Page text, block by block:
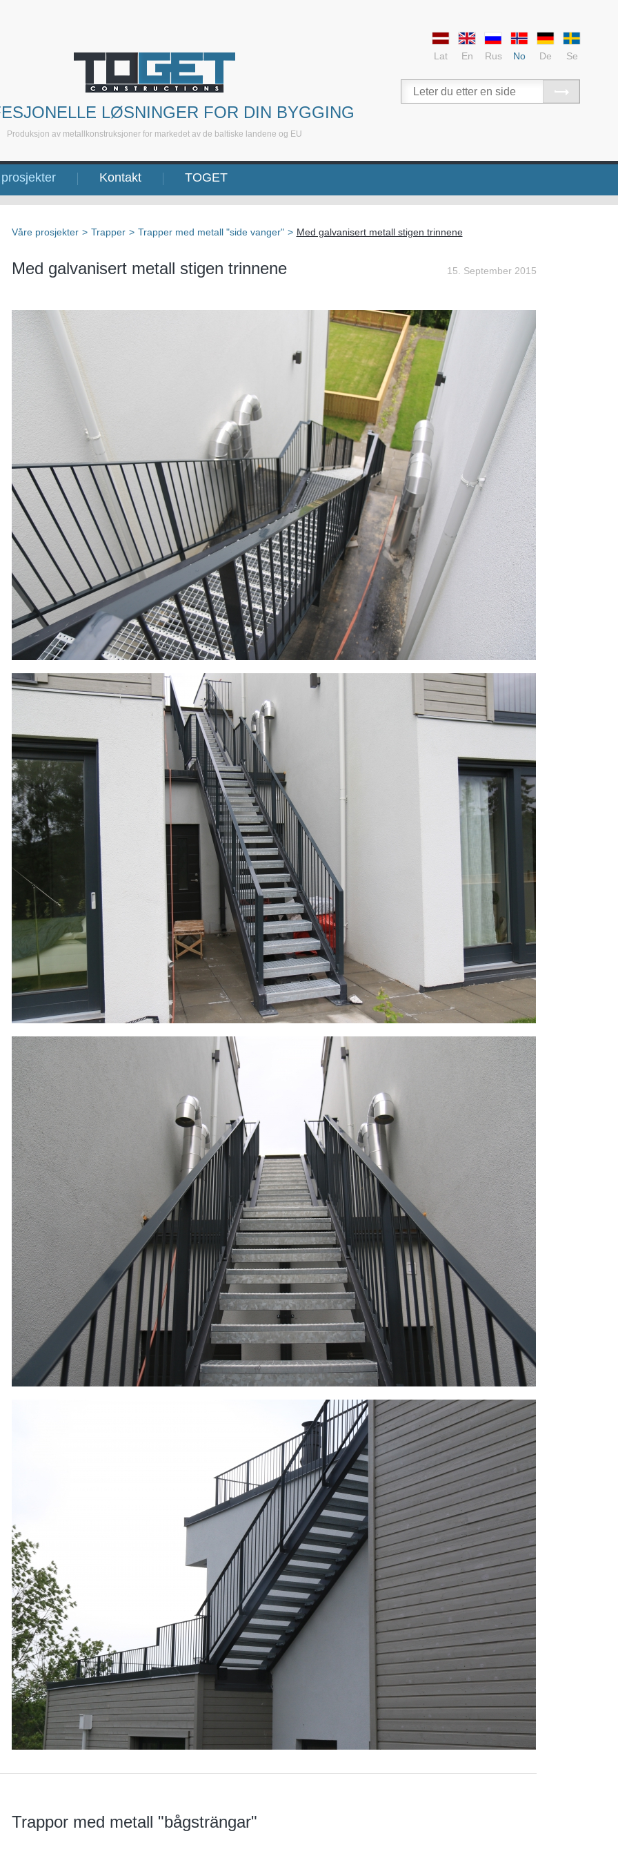
LØSNINGER FOR DIN BYGGING
Produksjon av metallkonstruksjoner for markedet av de baltiske landene og EU
Lat En Rus No De Se
Kontakt TOGET
Våre prosjekter > Trapper > Trapper med metall "side vanger" > Med galvanisert metall stigen trinnene
15. September 2015
Med galvanisert metall stigen trinnene
Trappor med metall "bågsträngar"